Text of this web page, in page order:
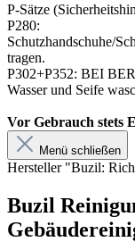
P-Sätze
P280:
Schutzhandschuhe/
tragen.
P302+P352: BEI
Wasser und Seife
Vor Gebrauch stets
Menü schließen
Hersteller "Buzil:
Buzil